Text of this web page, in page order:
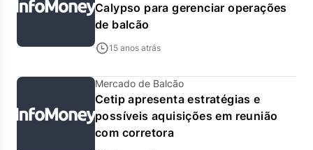
Calypso para gerenciar operações
de balcão
15 anos atrás
Mercado de Balcão
Cetip apresenta estratégias e
possíveis aquisições em reunião
com corretora